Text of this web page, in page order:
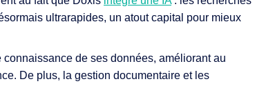
ultrarapides, un atout capital pour mieux
de ses données, améliorant au
De plus, la gestion documentaire et les